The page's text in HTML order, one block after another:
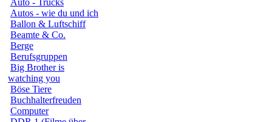
Auto - Trucks
Autos - wie du und ich
Ballon & Luftschiff
Beamte & Co.
Berge
Berufsgruppen
Big Brother is
watching you
Böse Tiere
Buchhalterfreuden
Computer